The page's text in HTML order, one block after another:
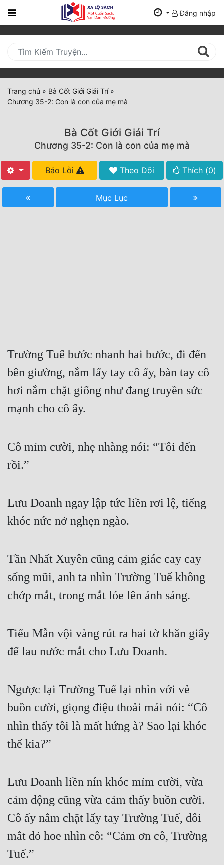
Trang
Mới
Cập
Nhật
(current)
Tất Cả
Hoàn Thành
Xa Lộ Dịch
Cung Đấu
Cạnh Kỹ
Dã Sử
Dị Giới
Gia Đấu
Góc Nhìn Nam
Góc Nhìn Nữ
Huyền Nghi
Huyền Ảo
Hệ Thống
Khoa Huyễn
Kinh Dị
Kiếm Hiệp
Kỳ Huyễn
Kỳ Ảo
Linh Dị
Đăng nhập
Trang chủ » Bà Cốt Giới Giải Trí»
Chương 35-2: Con là con của mẹ mà
Bà Cốt Giới Giải Trí
Chương 35-2: Con là con của mẹ mà
Báo Lỗi Theo Dõi Thích (0)
Mục Lục
Trường Tuế bước nhanh hai bước, đi đến
bên giường, nắm lấy tay cô ấy, bàn tay cô
hơi nắm chặt giống như đang truyền sức
mạnh cho cô ấy.
Cô mỉm cười, nhẹ nhàng nói: “Tôi đến
rồi.”
Lưu Doanh ngay lập tức liền rơi lệ, tiếng
khóc nức nở nghẹn ngào.
Tần Nhất Xuyên cũng cảm giác cay cay
sống mũi, anh ta nhìn Trường Tuế không
chớp mắt, trong mắt lóe lên ánh sáng.
Tiểu Mẫn vội vàng rút ra hai tờ khăn giấy
để lau nước mắt cho Lưu Doanh.
Ngược lại Trường Tuế lại nhìn với vẻ
buồn cười, giọng điệu thoải mái nói: “Cô
nhìn thấy tôi là mất hứng à? Sao lại khóc
thế kia?”
Lưu Doanh liền nín khóc mỉm cười, vừa
cảm động cũng vừa cảm thấy buồn cười.
Cô ấy nắm chặt lấy tay Trường Tuế, đôi
mắt đỏ hoe nhìn cô: “Cảm ơn cô, Trường
Tuế.”